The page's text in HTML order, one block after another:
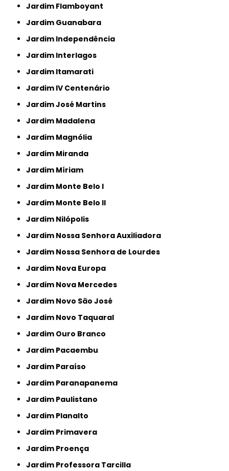
Jardim Flamboyant
Jardim Guanabara
Jardim Independência
Jardim Interlagos
Jardim Itamarati
Jardim IV Centenário
Jardim José Martins
Jardim Madalena
Jardim Magnólia
Jardim Miranda
Jardim Míriam
Jardim Monte Belo I
Jardim Monte Belo II
Jardim Nilópolis
Jardim Nossa Senhora Auxiliadora
Jardim Nossa Senhora de Lourdes
Jardim Nova Europa
Jardim Nova Mercedes
Jardim Novo São José
Jardim Novo Taquaral
Jardim Ouro Branco
Jardim Pacaembu
Jardim Paraíso
Jardim Paranapanema
Jardim Paulistano
Jardim Planalto
Jardim Primavera
Jardim Proença
Jardim Professora Tarcilla